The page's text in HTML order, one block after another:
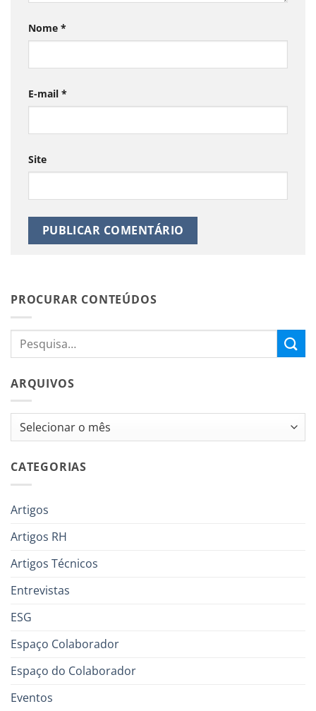
Nome *
E-mail *
Site
PROCURAR CONTEÚDOS
ARQUIVOS
Arquivos
CATEGORIAS
Artigos
Artigos RH
Artigos Técnicos
Entrevistas
ESG
Espaço Colaborador
Espaço do Colaborador
Eventos